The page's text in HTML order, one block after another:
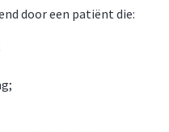
door een patiënt die: